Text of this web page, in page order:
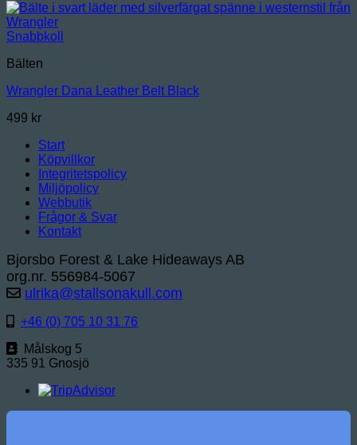
Snabbkoll
Bälten
Wrangler Dana Leather Belt Black
499 kr
Start
Köpvillkor
Integritetspolicy
Miljöpolicy
Webbutik
Frågor & Svar
Kontakt
Bjorsbo Forest & Lake Hideaways AB
org.nr. 556984-5067
ulrika@stallsonakull.com
+46 (0) 705 10 31 76
Målskog 5
335 91 Gnosjö